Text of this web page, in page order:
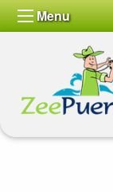
Menu